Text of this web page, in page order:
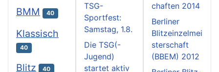
BMM 40
Klassisch
40
Blitz 40
TSG-
Sportfest:
Samstag, 1.8.
Die TSG(-
Jugend)
startet aktiv
chaften 2014
Berliner
Blitzeinzelmei
sterschaft
(BBEM) 2012